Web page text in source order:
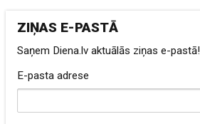
ZIŅAS E-PASTĀ
Saņem Diena.lv aktuālās ziņas e-pastā!
E-pasta adrese